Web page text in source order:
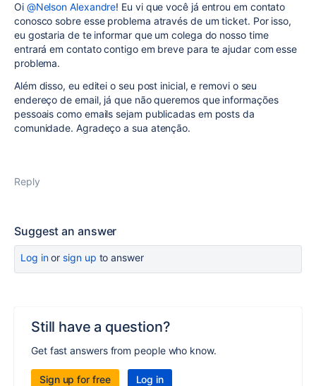
Oi @Nelson Alexandre! Eu vi que você já entrou em contato
conosco sobre esse problema através de um ticket. Por isso,
eu gostaria de te informar que um colega do nosso time
entrará em contato contigo em breve para te ajudar com esse
problema.
Além disso, eu editei o seu post inicial, e removi o seu
endereço de email, já que não queremos que informações
pessoais como emails sejam publicadas em posts da
comunidade. Agradeço a sua atenção.
Reply
Suggest an answer
Log inor sign up to answer
Still have a question?
Get fast answers from people who know.
Sign up for free Log in